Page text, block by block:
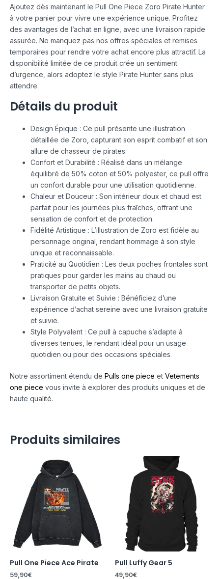
Ajoutez dès maintenant le Pull One Piece Zoro Pirate Hunter
à votre panier pour vivre une expérience unique. Profitez
des avantages de l’achat en ligne, avec une livraison rapide
assurée. Ne manquez pas nos offres spéciales et remises
temporaires pour rendre votre achat encore plus attractif. La
disponibilité limitée de ce produit crée un sentiment
d’urgence, alors adoptez le style Pirate Hunter sans plus
attendre.
Détails du produit
Design Épique : Ce pull présente une illustration
détaillée de Zoro, capturant son esprit combatif et son
allure de chasseur de pirates.
Confort et Durabilité : Réalisé dans un mélange
équilibré de 50% coton et 50% polyester, ce pull offre
un confort durable pour une utilisation quotidienne.
Chaleur et Douceur : Son intérieur doux et chaud est
parfait pour les journées plus fraîches, offrant une
sensation de confort et de protection.
Fidélité Artistique : L’illustration de Zoro est fidèle au
personnage original, rendant hommage à son style
unique et reconnaissable.
Praticité au Quotidien : Les deux poches frontales sont
pratiques pour garder les mains au chaud ou
transporter de petits objets.
Livraison Gratuite et Suivie : Bénéficiez d’une
expérience d’achat sereine avec une livraison gratuite
et suivie.
Style Polyvalent : Ce pull à capuche s’adapte à
diverses tenues, le rendant idéal pour un usage
quotidien ou pour des occasions spéciales.
Notre assortiment étendu de Pulls one piece et Vetements
one piece vous invite à explorer des produits uniques et de
haute qualité.
Produits similaires
Pull One Piece Ace Pirate
59,90€
Pull Luffy Gear 5
49,90€